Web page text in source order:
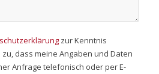
zur Kenntnis
zu, dass meine Angaben und Daten
Anfrage telefonisch oder per E-